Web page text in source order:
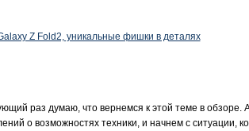
Z Fold2, уникальные фишки в деталях
раз думаю, что вернемся к этой теме в
о возможностях техники, и начнем с ситуации,